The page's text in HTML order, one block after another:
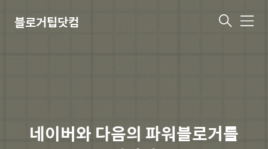
블로거팁닷컴 메
네이버와 다음의 파워블로거를